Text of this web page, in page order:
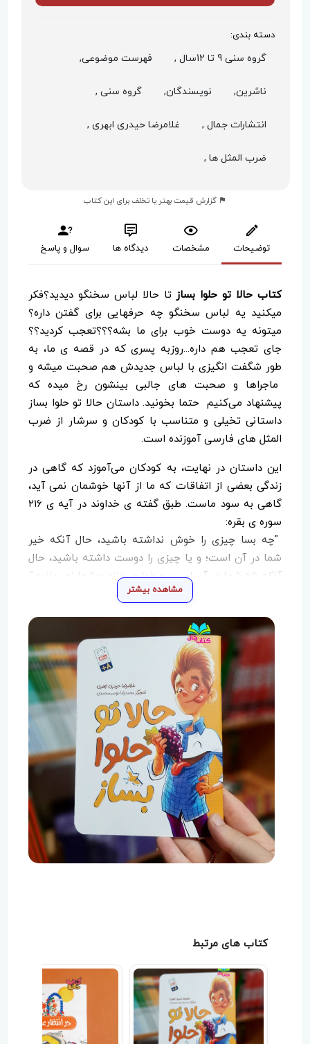
دسته بندی:
گروه سنی 9 تا 12سال , فهرست موضوعی,
ناشرین, نویسندگان, گروه سنی ,
انتشارات جمال , غلامرضا حیدری ابهری ,
ضرب المثل ها ,
گزارش قیمت بهتر یا تخلف برای این کتاب
توضیحات مشخصات دیدگاه ها سوال و پاسخ
کتاب حالا تو حلوا بساز تا حالا لباس سخنگو دیدید؟فکر
میکنید یه لباس سخنگو چه حرفهایی برای گفتن داره؟
میتونه یه دوست خوب برای ما بشه؟؟؟تعجب کردید؟؟
جای تعجب هم داره...روزبه پسری که در قصه ی ما، به
طور شگفت انگیزی با لباس جدیدش هم صحبت میشه و
ماجراها و صحبت های جالبی بینشون رخ میده که
پیشنهاد می‌کنیم حتما بخونید. داستان حالا تو حلوا بساز
داستانی تخیلی و متناسب با کودکان و سرشار از ضرب
المثل های فارسی آموزنده است.
این داستان در نهایت، به کودکان می‌آموزد که گاهی در
زندگی بعضی از اتفاقات که ما از آنها خوشمان نمی آيد،
گاهی به سود ماست. طبق گفته ی خداوند در آیه ی ۲۱۶
سوره ی بقره:
"چه بسا چیزى را خوش نداشته ‌باشید، حال آنکه خیر
شما در آن است؛ ‌و یا چیزى را دوست داشته ‌باشید، حال
آنکه شرّ شما در آن است. و خدا مى‌داند و شما نمي‌دانید."
مشاهده بیشتر
کتاب های مرتبط